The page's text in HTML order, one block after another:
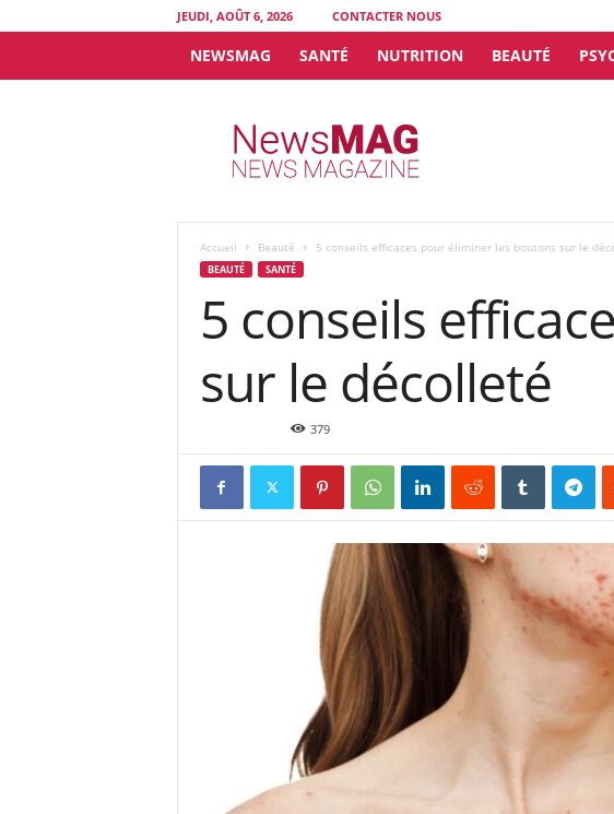
JEUDI, AOÛT 6, 2026 CONTACTER NOUS
NEWSMAG SANTÉ NUTRITION BEAUTÉ
Accueil Beauté 5 conseils efficaces pour éliminer les boutons sur le
BEAUTÉ SANTÉ
5 conseils
sur le décolleté
379